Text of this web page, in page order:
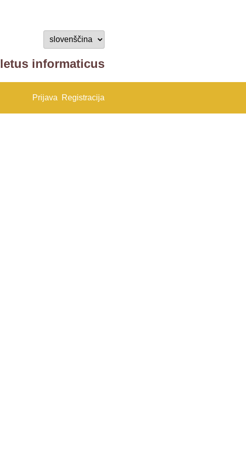
informaticus
Prijava Registracija